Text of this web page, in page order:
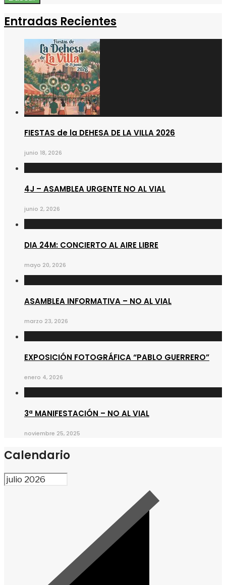
Entradas Recientes
FIESTAS de la DEHESA DE LA VILLA 2026
junio 18, 2026
4J – ASAMBLEA URGENTE NO AL VIAL
junio 2, 2026
DIA 24M: CONCIERTO AL AIRE LIBRE
mayo 20, 2026
ASAMBLEA INFORMATIVA – NO AL VIAL
marzo 23, 2026
EXPOSICIÓN FOTOGRÁFICA “PABLO GUERRERO”
enero 4, 2026
3ª MANIFESTACIÓN – NO AL VIAL
noviembre 25, 2025
Calendario